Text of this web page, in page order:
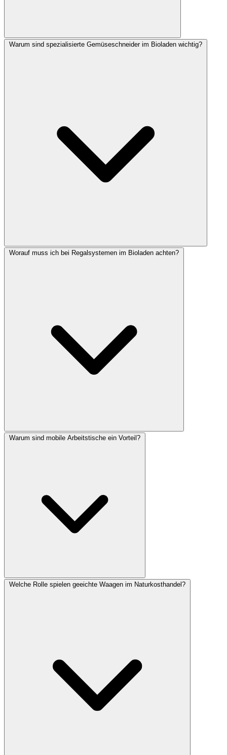
Warum sind spezialisierte Gemüseschneider im Bioladen wichtig?
Worauf muss ich bei Regalsystemen im Bioladen achten?
Warum sind mobile Arbeitstische ein Vorteil?
Welche Rolle spielen geeichte Waagen im Naturkosthandel?